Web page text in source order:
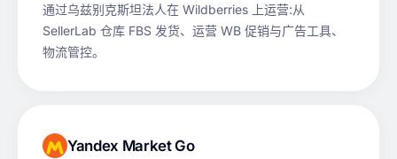
通过乌兹别克斯坦法人在 Wildberries 上运营:从
SellerLab 仓库 FBS 发货、运营 WB 促销与广告工具、
物流管控。
Yandex Market Go